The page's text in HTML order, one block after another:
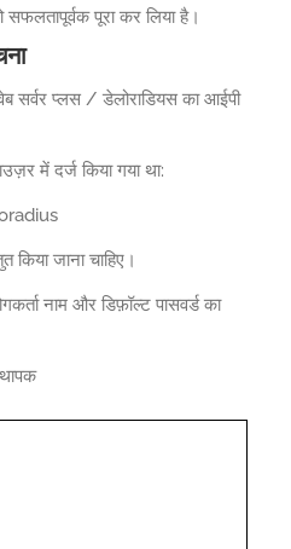
पूरा कर लिया है।
सर्वर प्लस / डेलोराडियस का आईपी
में दर्ज किया गया था:
जाना चाहिए।
नाम और डिफ़ॉल्ट पासवर्ड का